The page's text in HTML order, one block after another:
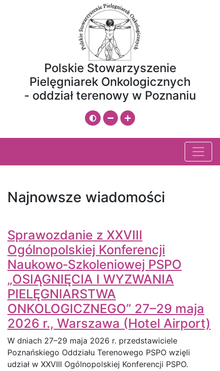
Przeskocz do treści
Polskie Stowarzyszenie
Pielęgniarek Onkologicznych
- oddział terenowy w Poznaniu
Zmień kontrast
Zmniejsz rozmiar czcionki
Zwiększ rozmiar czcionki
Najnowsze wiadomości
Sprawozdanie z XXVIII
Ogólnopolskiej Konferencji
Naukowo‑Szkoleniowej PSPO
„OSIĄGNIĘCIA I WYZWANIA
PIELĘGNIARSTWA
ONKOLOGICZNEGO” 27–29 maja
2026 r., Warszawa (Hotel Airport)
W dniach 27–29 maja 2026 r. przedstawiciele
Poznańskiego Oddziału Terenowego PSPO wzięli
udział w XXVIII Ogólnopolskiej Konferencji PSPO.